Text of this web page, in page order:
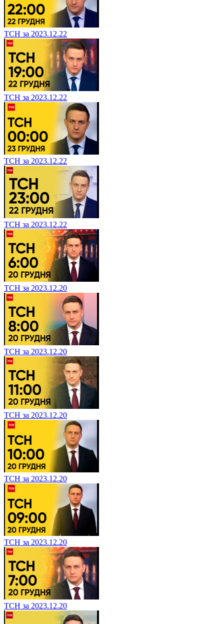
ТСН за 2023.12.22
ТСН за 2023.12.22
ТСН за 2023.12.22
ТСН за 2023.12.22
ТСН за 2023.12.20
ТСН за 2023.12.20
ТСН за 2023.12.20
ТСН за 2023.12.20
ТСН за 2023.12.20
ТСН за 2023.12.20